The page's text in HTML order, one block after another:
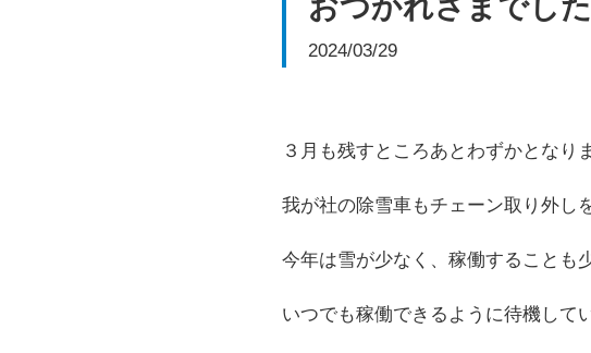
おつかれさまでし
2024/03/29
３月も残すところあとわずかとなり
我が社の除雪車もチェーン取り外し
今年は雪が少なく、稼働することも
いつでも稼働できるように待機して